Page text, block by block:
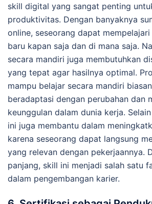
skill digital yang sangat penting
produktivitas. Dengan banyaknya
online, seseorang dapat
baru kapan saja dan di mana saja.
secara mandiri juga membutuhkan
yang tepat agar hasilnya optimal.
mampu belajar secara mandiri
beradaptasi dengan perubahan dan
keunggulan dalam dunia kerja.
ini juga membantu dalam
karena seseorang dapat langsung
yang relevan dengan pekerjaannya.
panjang, skill ini menjadi salah satu
dalam pengembangan karier.